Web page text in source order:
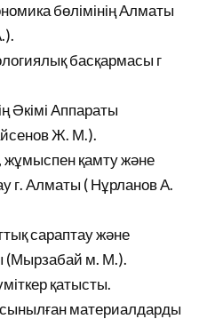
бөлімінің Алматы
басқармасы г
Әкімі Аппараты
Ж. М.).
жұмыспен қамту және
г. Алматы ( Нұрланов А.
сараптау және
(Мырзабай м. М.).
қатысты.
материалдарды